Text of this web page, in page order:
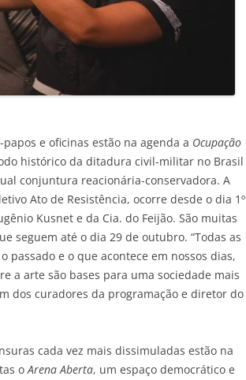
e oficinas estão na agenda a Ocupação
histórico da ditadura civil-militar no Brasil
conjuntura reacionária-conservadora. A
Ato de Resistência, ocorre desde o dia 1º
Kusnet e da Cia. do Feijão. São muitas
seguem até o dia 29 de outubro. “Todas as
passado e o que acontece em nossos dias,
a arte são bases para uma sociedade mais
dos curadores da programação e diretor do
cada vez mais dissimuladas estão na
oArena Aberta, um espaço democrático e